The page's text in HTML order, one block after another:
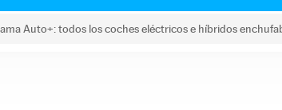
Auto+: todos los coches eléctricos e híbridos